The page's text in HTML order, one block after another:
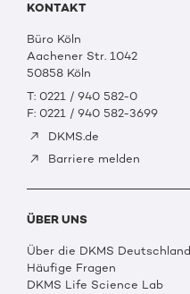
KONTAKT
Büro Köln
Aachener Str. 1042
50858 Köln
T: 0221 / 940 582-0
F: 0221 / 940 582-3699
DKMS.de
Barriere melden
ÜBER UNS
Über die DKMS Deutschland
Häufige Fragen
DKMS Life Science Lab